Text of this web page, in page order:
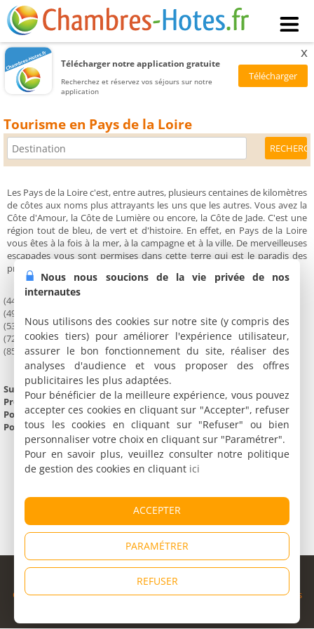
Télécharger notre application gratuite
Recherchez et réservez vos séjours sur notre
application
x
Tourisme en Pays de la Loire
Les Pays de la Loire c'est, entre autres, plusieurs centaines de kilomètres
de côtes aux noms plus attrayants les uns que les autres. Vous avez la
Côte d'Amour, la Côte de Lumière ou encore, la Côte de Jade. C'est une
région tout de bleu, de vert et d'histoire. En effet, en Pays de la Loire
vous êtes à la fois à la mer, à la campagne et à la ville. De merveilleuses
escapades vous sont permises dans cette terre qui est le paradis des
promeneurs.
(44) Loire Atlantique
(49) Maine et Loire
(53) Mayenne
(72) Sarthe
(85) Vendée
Superficie : 32 085 km²
Préfecture :Nantes
Population :3 222 100 habitants
Point culminant :Mont des Avaloirs (417 m)
© Copyright 1998 - 2026
Cybevasion|Mentions légales|Confidentialité|CGU|Informations
Nous nous soucions de la vie privée de nos
internautes
Nous utilisons des cookies sur notre site (y compris des
cookies tiers) pour améliorer l'expérience utilisateur,
assurer le bon fonctionnement du site, réaliser des
analyses d'audience et vous proposer des offres
publicitaires les plus adaptées.
Pour bénéficier de la meilleure expérience, vous pouvez
accepter ces cookies en cliquant sur "Accepter", refuser
tous les cookies en cliquant sur "Refuser" ou bien
personnaliser votre choix en cliquant sur "Paramétrer".
Pour en savoir plus, veuillez consulter notre politique
de gestion des cookies en cliquant ici
ACCEPTER
PARAMÉTRER
REFUSER